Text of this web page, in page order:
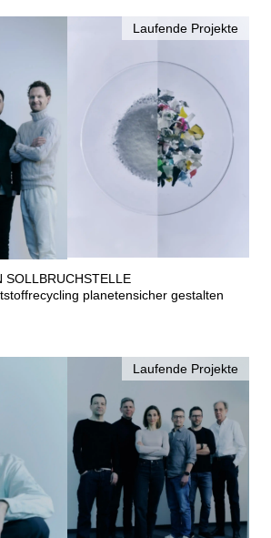
Laufende Projekte
SOLLBRUCHSTELLE
planetensicher gestalten
Laufende Projekte